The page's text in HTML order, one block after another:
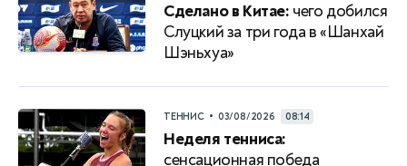
Сделано в Китае: чего добился
Слуцкий за три года в «Шанхай
Шэньхуа»
ТЕННИС • 03/08/2026 08:14
Неделя тенниса:
сенсационная победа